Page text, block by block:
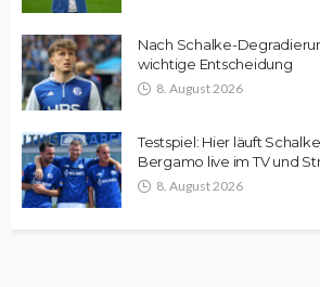
Nach Schalke-
wichtige Entscheidung
8. August 2026
Testspiel: Hier läuft
Bergamo live im TV und
8. August 2026